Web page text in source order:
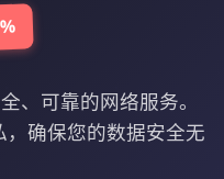
、可靠的网络服务。
确保您的数据安全无